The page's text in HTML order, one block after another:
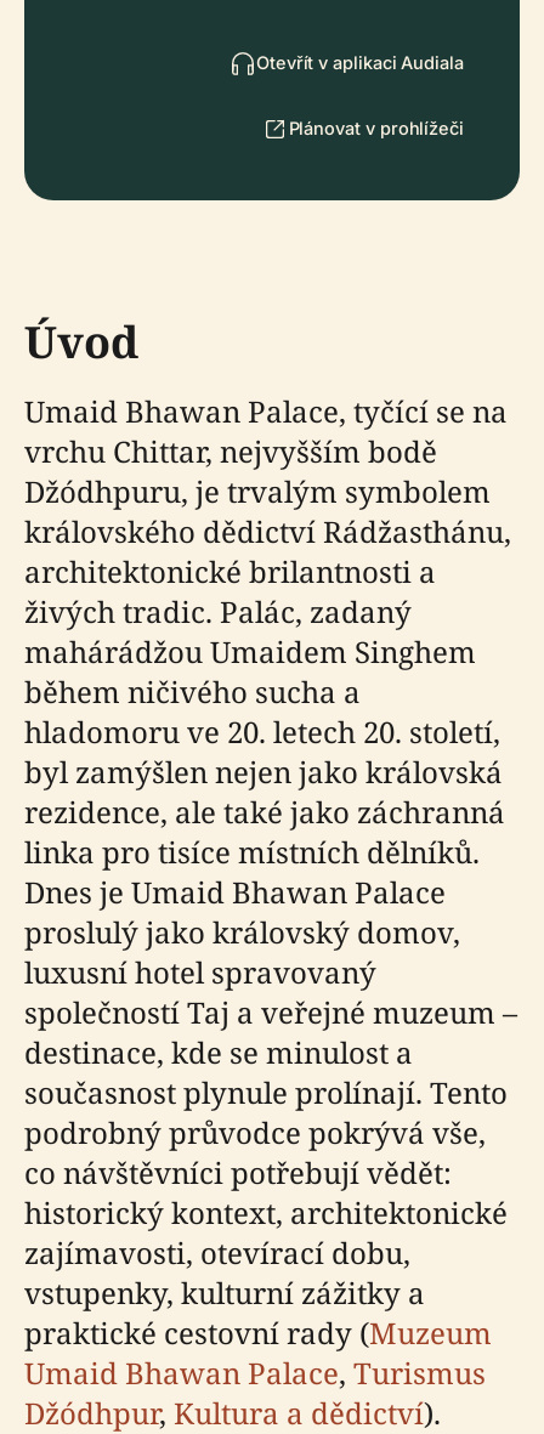
Otevřít v aplikaci Audiala
Plánovat v prohlížeči
Úvod
Umaid Bhawan Palace, tyčící se na
vrchu Chittar, nejvyšším bodě
Džódhpuru, je trvalým symbolem
královského dědictví Rádžasthánu,
architektonické brilantnosti a
živých tradic. Palác, zadaný
mahárádžou Umaidem Singhem
během ničivého sucha a
hladomoru ve 20. letech 20. století,
byl zamýšlen nejen jako královská
rezidence, ale také jako záchranná
linka pro tisíce místních dělníků.
Dnes je Umaid Bhawan Palace
proslulý jako královský domov,
luxusní hotel spravovaný
společností Taj a veřejné muzeum –
destinace, kde se minulost a
současnost plynule prolínají. Tento
podrobný průvodce pokrývá vše,
co návštěvníci potřebují vědět:
historický kontext, architektonické
zajímavosti, otevírací dobu,
vstupenky, kulturní zážitky a
praktické cestovní rady (Muzeum
Umaid Bhawan Palace, Turismus
Džódhpur, Kultura a dědictví).